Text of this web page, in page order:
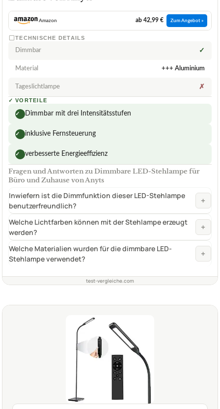
Amazon ab 42,99 € Zum Angebot »
TECHNISCHE DETAILS
Dimmbar ✓
Material +++ Aluminium
Tageslichtlampe ✗
✓ VORTEILE
✓ Dimmbar mit drei Intensitätsstufen
✓ inklusive Fernsteuerung
✓ verbesserte Energieeffizienz
Fragen und Antworten zu Dimmbare LED-Stehlampe für
Büro und Zuhause von Anyts
Inwiefern ist die Dimmfunktion dieser LED-Stehlampe
benutzerfreundlich?
+
Welche Lichtfarben können mit der Stehlampe erzeugt
werden?
+
Welche Materialien wurden für die dimmbare LED-
Stehlampe verwendet?
+
test-vergleiche.com